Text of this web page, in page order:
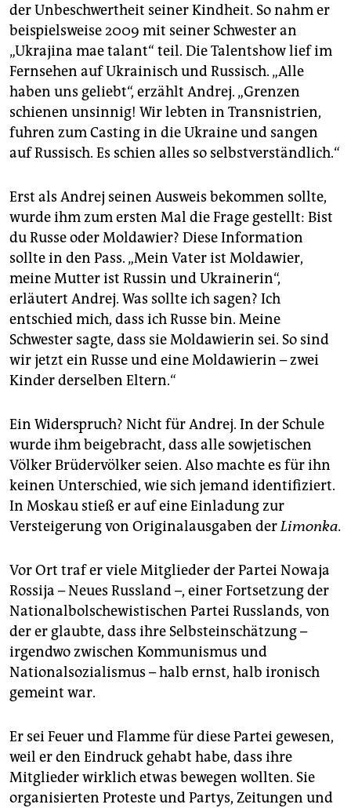
der Unbeschwertheit seiner Kindheit. So nahm er
beispielsweise 2009 mit seiner Schwester an
„Ukrajina mae talant“ teil. Die Talentshow lief im
Fernsehen auf Ukrainisch und Russisch. „Alle
haben uns geliebt“, erzählt Andrej. „Grenzen
schienen unsinnig! Wir lebten in Transnistrien,
fuhren zum Casting in die Ukraine und sangen
auf Russisch. Es schien alles so selbstverständlich.“
Erst als Andrej seinen Ausweis bekommen sollte,
wurde ihm zum ersten Mal die Frage gestellt: Bist
du Russe oder Moldawier? Diese Information
sollte in den Pass. „Mein Vater ist Moldawier,
meine Mutter ist Russin und Ukrainerin“,
erläutert Andrej. Was sollte ich sagen? Ich
entschied mich, dass ich Russe bin. Meine
Schwester sagte, dass sie Moldawierin sei. So sind
wir jetzt ein Russe und eine Moldawierin – zwei
Kinder derselben Eltern.“
Ein Widerspruch? Nicht für Andrej. In der Schule
wurde ihm beigebracht, dass alle sowjetischen
Völker Brüdervölker seien. Also machte es für ihn
keinen Unterschied, wie sich jemand identifiziert.
In Moskau stieß er auf eine Einladung zur
Versteigerung von Originalausgaben derLimonka.
Vor Ort traf er viele Mitglieder der Partei Nowaja
Rossija – Neues Russland –, einer Fortsetzung der
Nationalbolschewistischen Partei Russlands, von
der er glaubte, dass ihre Selbsteinschätzung –
irgendwo zwischen Kommunismus und
Nationalsozialismus – halb ernst, halb ironisch
gemeint war.
Er sei Feuer und Flamme für diese Partei gewesen,
weil er den Eindruck gehabt habe, dass ihre
Mitglieder wirklich etwas bewegen wollten. Sie
organisierten Proteste und Partys, Zeitungen und